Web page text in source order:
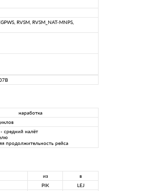
RVSM, RVSM_NAT-MNPS,
наработка
средний налёт
продолжительность рейса
из
в
PIK
LEJ